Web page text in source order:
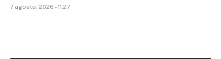
7 agosto, 2026 - 11:27